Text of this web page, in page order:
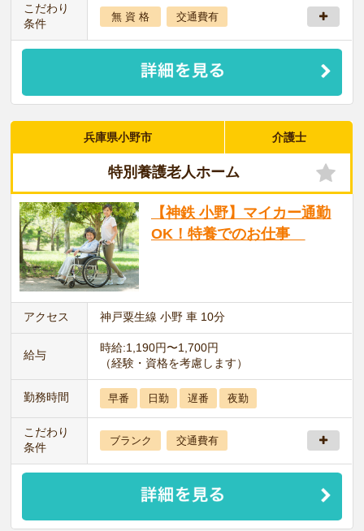
こだわり
条件
無 資 格 交通費有
兵庫県小野市 介護士
特別養護老人ホーム
【神鉄 小野】マイカー通勤
OK！特養でのお仕事
アクセス 神戸粟生線 小野 車 10分
給与
時給:1,190円〜1,700円
（経験・資格を考慮します）
勤務時間 早番 日勤 遅番 夜勤
こだわり
条件
ブランク 交通費有